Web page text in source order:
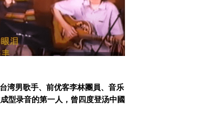
湾男歌手、前优客李林團員、音乐
型录音的第一人，曾四度登汤中國